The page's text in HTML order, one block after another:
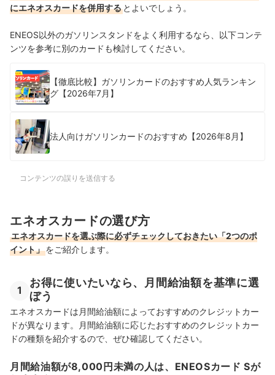
にエネオスカードを併用する とよいでしょう。
ENEOS以外のガソリンスタンドをよく利用するなら、以下コンテ
ンツを参考に別のカードも検討してください。
【徹底比較】ガソリンカードのおすすめ人気ランキン
グ【2026年7月】
法人向けガソリンカードのおすすめ【2026年8月】
コンテンツの誤りを送信する
エネオスカードの選び方
エネオスカードを選ぶ際に必ずチェックしておきたい「2つのポ
イント」をご紹介します。
1
お得に使いたいなら、月間給油額を基準に選
ぼう
エネオスカードは月間給油額によっておすすめのクレジットカー
ドが異なります。月間給油額に応じたおすすめのクレジットカー
ドの種類を紹介するので、ぜひ確認してください。
月間給油額が8,000円未満の人は、ENEOSカード Sが